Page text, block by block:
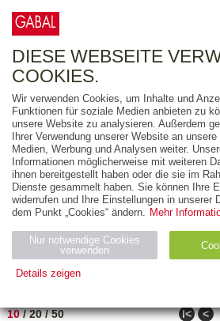
FREITEXT
AUSGABEART
AUS DER REIHE
ZUM THEMA
Neuerscheinung
PREIS
10/20/50 ǀ< <
DIESE WEBSEITE
COOKIES.
Wir verwenden Cookies, um Inhalte und
Funktionen für soziale Medien anbieten zu
unsere Website zu analysieren. Außerdem
Ihrer Verwendung unserer Website an
Medien, Werbung und Analysen weiter.
Informationen möglicherweise mit weiteren
ihnen bereitgestellt haben oder die sie im
Dienste gesammelt haben. Sie können Ihre
widerrufen und Ihre Einstellungen in unserer
dem Punkt „Cookies“ ändern. Mehr
Nur notwendige Cookies
verwenden
Details zeigen